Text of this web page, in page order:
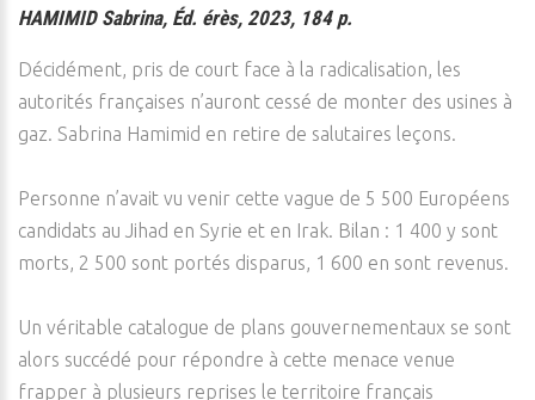
HAMIMID Sabrina, Éd. érès, 2023, 184 p.
Décidément, pris de court face à la radicalisation, les
autorités françaises n’auront cessé de monter des usines à
gaz. Sabrina Hamimid en retire de salutaires leçons.
Personne n’avait vu venir cette vague de 5 500 Européens
candidats au Jihad en Syrie et en Irak. Bilan : 1 400 y sont
morts, 2 500 sont portés disparus, 1 600 en sont revenus.
Un véritable catalogue de plans gouvernementaux se sont
alors succédé pour répondre à cette menace venue
frapper à plusieurs reprises le territoire français